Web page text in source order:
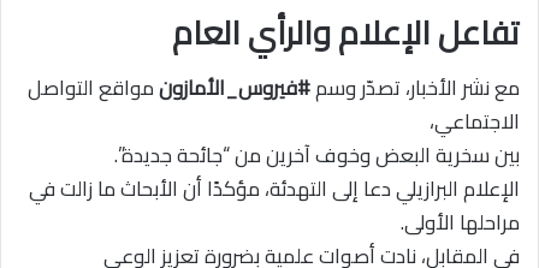
تفاعل الإعلام والرأي العام
مع نشر الأخبار، تصدّر وسم#فيروس_الأمازونمواقع التواصل
الاجتماعي،
بين سخرية البعض وخوف آخرين من “جائحة جديدة”.
الإعلام البرازيلي دعا إلى التهدئة، مؤكدًا أن الأبحاث ما زالت في
مراحلها الأولى.
في المقابل، نادت أصوات علمية بضرورة تعزيز الوعي